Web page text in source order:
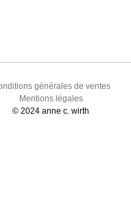
générales de ventes
Mentions légales
© 2024 anne c. wirth